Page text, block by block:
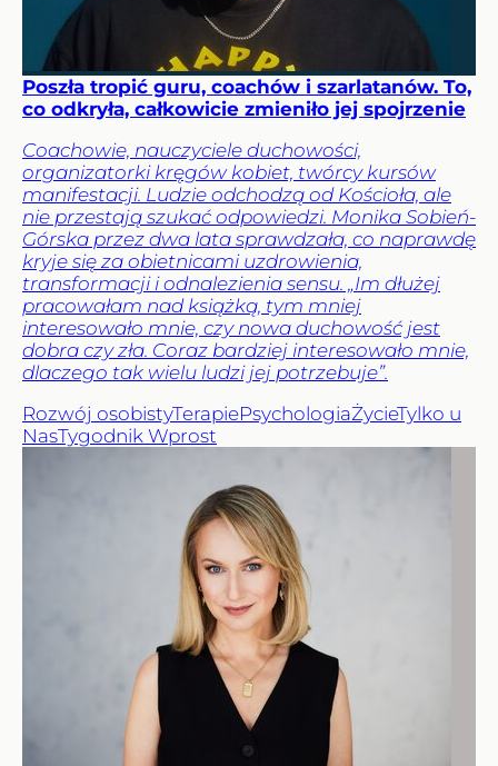
Poszła tropić guru, coachów i szarlatanów. To,
co odkryła, całkowicie zmieniło jej spojrzenie
Coachowie, nauczyciele duchowości,
organizatorki kręgów kobiet, twórcy kursów
manifestacji. Ludzie odchodzą od Kościoła, ale
nie przestają szukać odpowiedzi. Monika Sobień-
Górska przez dwa lata sprawdzała, co naprawdę
kryje się za obietnicami uzdrowienia,
transformacji i odnalezienia sensu. „Im dłużej
pracowałam nad książką, tym mniej
interesowało mnie, czy nowa duchowość jest
dobra czy zła. Coraz bardziej interesowało mnie,
dlaczego tak wielu ludzi jej potrzebuje”.
Rozwój osobistyTerapiePsychologiaŻycieTylko u
NasTygodnik Wprost